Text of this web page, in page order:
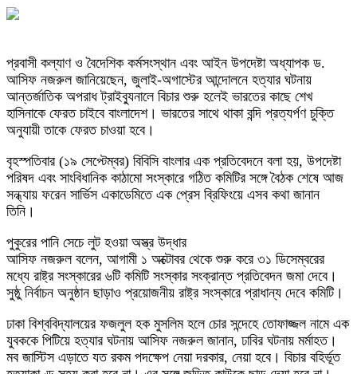
প্রবাসী কল্যাণ ও বৈদেশিক কর্মসংস্থান এবং আইন উপদেষ্টা অধ্যাপক ড.
আসিফ নজরুল জানিয়েছেন, জুলাই-অগাস্টের আন্দোলনে হত্যার ঘটনায়
আন্তর্জাতিক অপরাধ ট্রাইব্যুনালে বিচার শুরু হলেই ভারতের কাছে শেখ
হাসিনাকে ফেরত চাইবে বাংলাদেশ। ভারতের সাথে থাকা বন্দি প্রত্যর্পণ চুক্তি
অনুযায়ী তাকে ফেরত চাওয়া হবে।
বৃহস্পতিবার (১৯ সেপ্টেম্বর) বিবিসি বাংলার এক প্রতিবেদনে বলা হয়, উপদেষ্টা
পরিষদ এবং সাংবিধানিক কাঠামো সংস্কারে গঠিত কমিটির সঙ্গে বৈঠক শেষে আজ
সন্ধ্যায় ফরেন সার্ভিস একাডেমিতে এক প্রেস ব্রিফিংয়ে এসব কথা জানান
তিনি।
পুকুরের পানি সেচে লুট হওয়া অস্ত্র উদ্ধার
আসিফ নজরুল বলেন, আগামী ১ অক্টোবর থেকে শুরু করে ৩১ ডিসেম্বরের
মধ্যে রাষ্ট্র সংস্কারের ৬টি কমিটি সংস্কার সংক্রান্ত প্রতিবেদন জমা দেবে।
সুষ্ঠু নির্বাচন অনুষ্ঠান ছাড়াও প্রয়োজনীয় রাষ্ট্র সংস্কারে প্রাধান্য দেবে কমিটি।
ঢাকা বিশ্ববিদ্যালয়ের ফজলুল হক মুসলিম হলে চোর সন্দেহে তোফাজ্জল নামে এক
যুবককে পিটিয়ে হত্যার ঘটনায় আসিফ নজরুল জানান, ঢাবির ঘটনায় মর্মাহত।
মব জাস্টিস এড়াতে যত রকম পদক্ষেপ নেয়া দরকার, নেয়া হবে। বিচার বহির্ভূত